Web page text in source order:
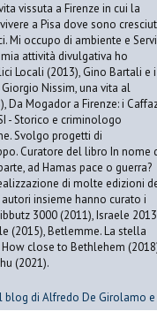
vissuta a Firenze in cui la
a Pisa dove sono
Mi occupo di ambiente e
attività divulgativa ho
Locali (2013), Gino Bartali e i
Nissim, una vita al
Da Mogador a Firenze: i
- Storico e criminologo
Svolgo progetti di
Curatore del libro In nome
ad Hamas pace o guerra?
di molte edizioni
insieme hanno curato i
3000 (2011), Israele 2013
(2015), Betlemme. La stella
close to Bethlehem
(2021).
blog di Alfredo De Girolamo e